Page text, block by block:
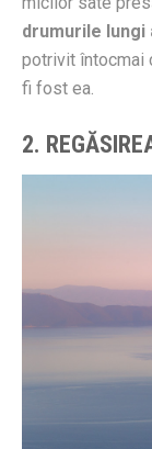
drumurile lungi
potrivit întocmai
fi fost ea.
2.